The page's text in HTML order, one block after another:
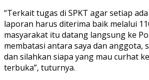
“Terkait tugas di SPKT agar setiap
laporan harus diterima baik melalui
masyarakat itu datang langsung ke
membatasi antara saya dan anggota,
dan silahkan siapa yang mau curhat
terbuka”, tuturnya.